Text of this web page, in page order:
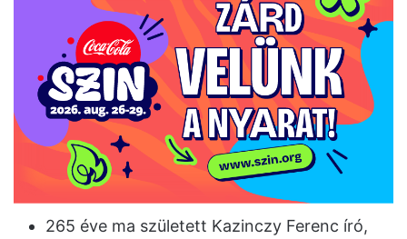
265 éve ma született Kazinczy Ferenc író,